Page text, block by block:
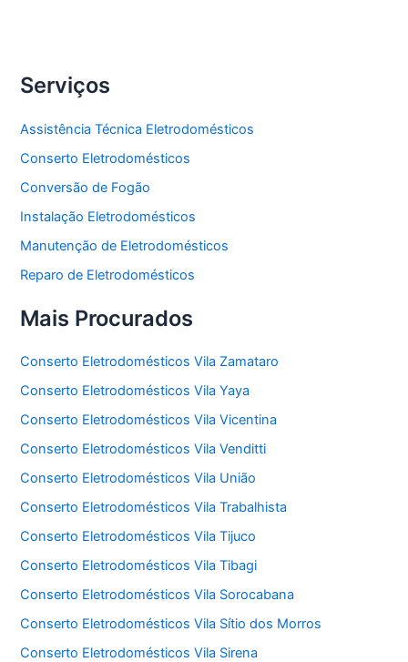
Serviços
Assistência Técnica Eletrodomésticos
Conserto Eletrodomésticos
Conversão de Fogão
Instalação Eletrodomésticos
Manutenção de Eletrodomésticos
Reparo de Eletrodomésticos
Mais Procurados
Conserto Eletrodomésticos Vila Zamataro
Conserto Eletrodomésticos Vila Yaya
Conserto Eletrodomésticos Vila Vicentina
Conserto Eletrodomésticos Vila Venditti
Conserto Eletrodomésticos Vila União
Conserto Eletrodomésticos Vila Trabalhista
Conserto Eletrodomésticos Vila Tijuco
Conserto Eletrodomésticos Vila Tibagi
Conserto Eletrodomésticos Vila Sorocabana
Conserto Eletrodomésticos Vila Sítio dos Morros
Conserto Eletrodomésticos Vila Sirena